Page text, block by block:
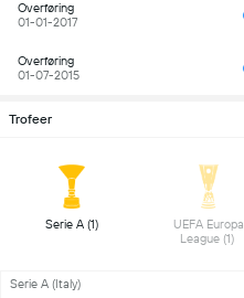
Overføring
01-01-2017
Overføring
01-07-2015
Trofeer
Serie A (1)
UEFA Europa
League (1)
Serie A (Italy)